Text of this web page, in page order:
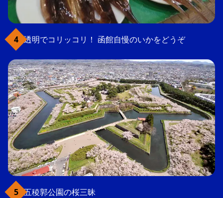
透明でコリッコリ！ 函館自慢のいかをどうぞ
五稜郭公園の桜三昧